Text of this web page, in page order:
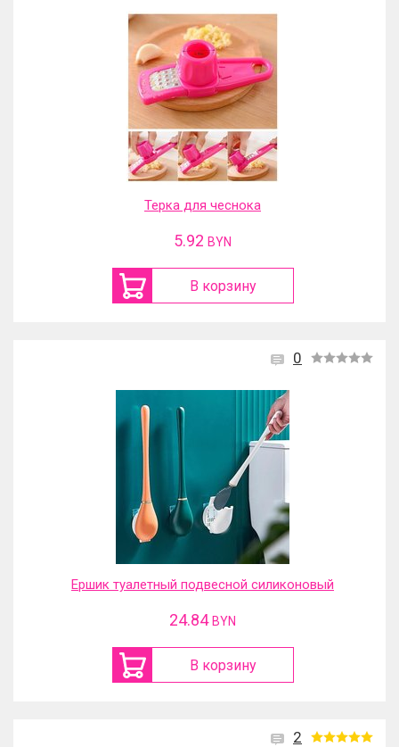
Терка для чеснока
5.92 BYN
В корзину
0
Ершик туалетный подвесной силиконовый
24.84 BYN
В корзину
2